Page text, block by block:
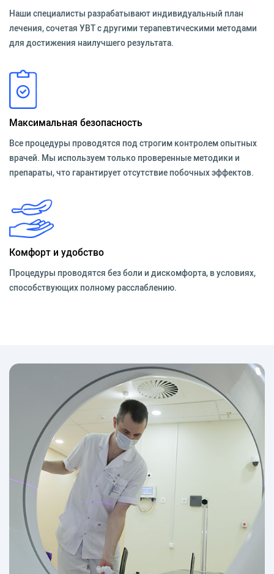
Наши специалисты разрабатывают индивидуальный план
лечения, сочетая УВТ с другими терапевтическими методами
для достижения наилучшего результата.
Максимальная безопасность
Все процедуры проводятся под строгим контролем опытных
врачей. Мы используем только проверенные методики и
препараты, что гарантирует отсутствие побочных эффектов.
Комфорт и удобство
Процедуры проводятся без боли и дискомфорта, в условиях,
способствующих полному расслаблению.